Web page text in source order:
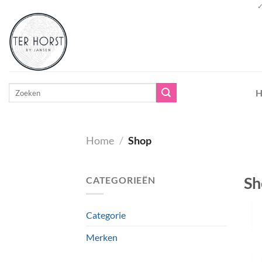
naar
inhoud
Zoeken
Home / Shop
CATEGORIEËN
Categorie
Merken